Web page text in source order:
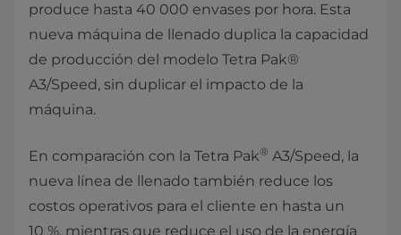
produce hasta 40 000 envases por hora. Esta
nueva máquina de llenado duplica la capacidad
de producción del modelo Tetra Pak®
A3/Speed, sin duplicar el impacto de la
máquina.
En comparación con la Tetra Pak® A3/Speed, la
nueva línea de llenado también reduce los
costos operativos para el cliente en hasta un
10 %, mientras que reduce el uso de la energía